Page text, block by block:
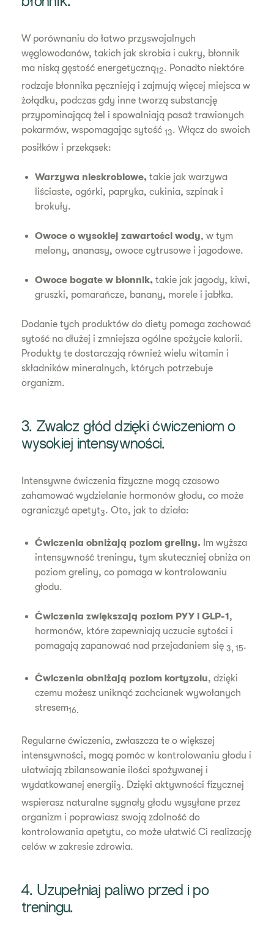
W porównaniu do łatwo przyswajalnych
węglowodanów, takich jak skrobia i cukry, błonnik
ma niską gęstość energetyczną12. Ponadto niektóre
rodzaje błonnika pęcznieją i zajmują więcej miejsca w
żołądku, podczas gdy inne tworzą substancję
przypominającą żel i spowalniają pasaż trawionych
pokarmów, wspomagając sytość13. Włącz do swoich
posiłków i przekąsek:
Warzywa nieskrobiowe, takie jak warzywa
liściaste, ogórki, papryka, cukinia, szpinak i
brokuły.
Owoce o wysokiej zawartości wody, w tym
melony, ananasy, owoce cytrusowe i jagodowe.
Owoce bogate w błonnik, takie jak jagody, kiwi,
gruszki, pomarańcze, banany, morele i jabłka.
Dodanie tych produktów do diety pomaga zachować
sytość na dłużej i zmniejsza ogólne spożycie kalorii.
Produkty te dostarczają również wielu witamin i
składników mineralnych, których potrzebuje
organizm.
3. Zwalcz głód dzięki ćwiczeniom o
wysokiej intensywności.
Intensywne ćwiczenia fizyczne mogą czasowo
zahamować wydzielanie hormonów głodu, co może
ograniczyć apetyt3. Oto, jak to działa:
Ćwiczenia obniżają poziom greliny. Im wyższa
intensywność treningu, tym skuteczniej obniża on
poziom greliny, co pomaga w kontrolowaniu
głodu.
Ćwiczenia zwiększają poziom PYY i GLP-1,
hormonów, które zapewniają uczucie sytości i
pomagają zapanować nad przejadaniem się 3, 15.
Ćwiczenia obniżają poziom kortyzolu, dzięki
czemu możesz uniknąć zachcianek wywołanych
stresem16.
Regularne ćwiczenia, zwłaszcza te o większej
intensywności, mogą pomóc w kontrolowaniu głodu i
ułatwiają zbilansowanie ilości spożywanej i
wydatkowanej energii3. Dzięki aktywności fizycznej
wspierasz naturalne sygnały głodu wysyłane przez
organizm i poprawiasz swoją zdolność do
kontrolowania apetytu, co może ułatwić Ci realizację
celów w zakresie zdrowia.
4. Uzupełniaj paliwo przed i po
treningu.